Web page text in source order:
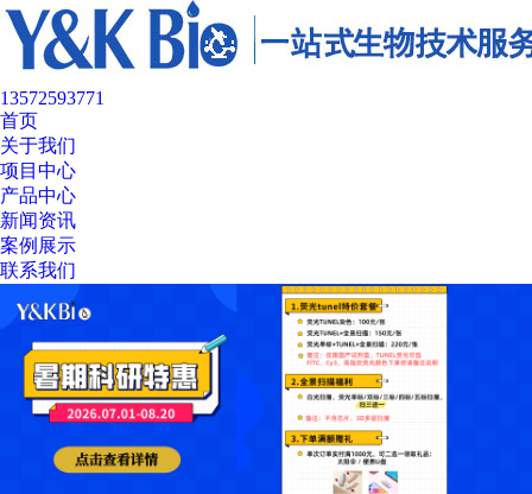
13572593771
首页
关于我们
项目中心
产品中心
新闻资讯
案例展示
联系我们